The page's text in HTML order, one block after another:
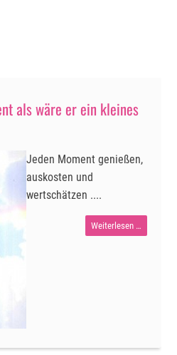
als wäre er ein kleines
Jeden Moment genießen,
auskosten und
wertschätzen ....
Weiterlesen …Genieße
kleines